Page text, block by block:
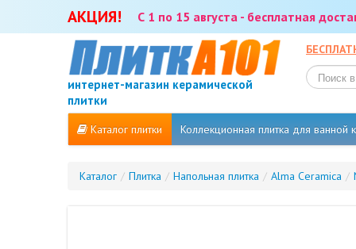
АКЦИЯ! С 1 по 15 августа - бесплатная
интернет-магазин керамической
плитки
Каталог плитки Коллекционная плитка для ванной
Каталог / Плитка / Напольная плитка / Alma Ceramica /